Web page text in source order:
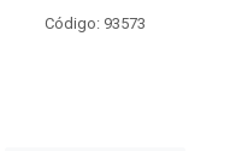
Código: 93573